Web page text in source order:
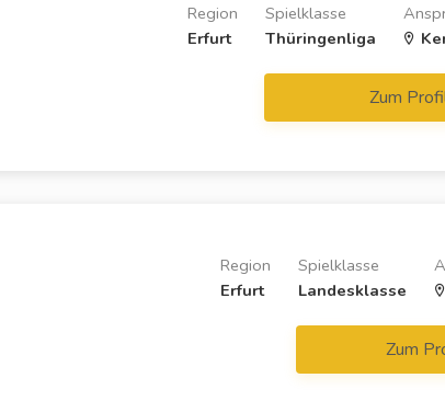
Spielklasse
Thüringenliga
Region
Erfurt
Zum
Spielklasse
Landesklasse
Region
Erfurt
Zum